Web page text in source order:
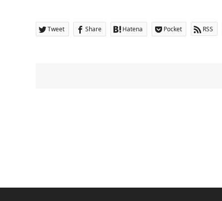
Tweet Share Hatena Pocket RSS